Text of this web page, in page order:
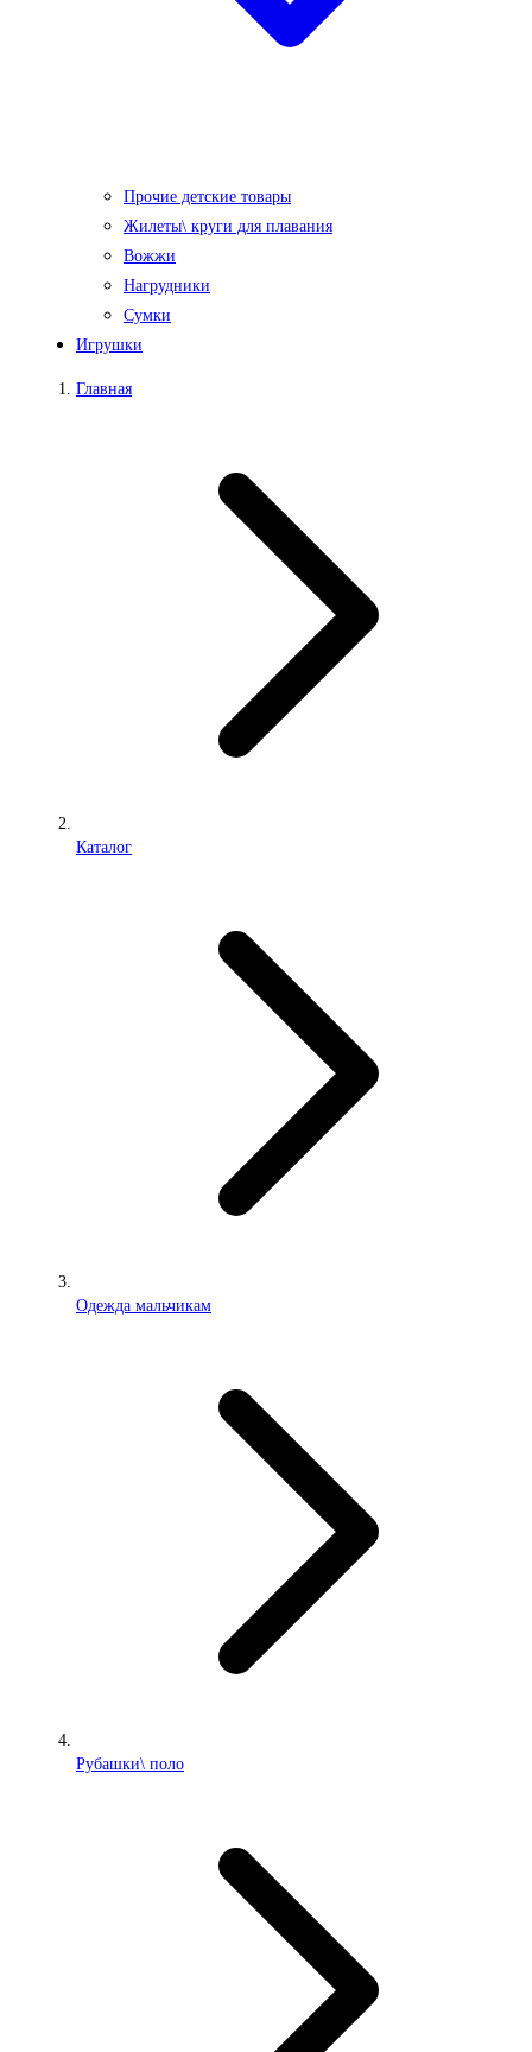
Прочие детские товары
Жилеты\ круги для плавания
Вожжи
Нагрудники
Сумки
Игрушки
Главная
Каталог
Одежда мальчикам
Рубашки\ поло